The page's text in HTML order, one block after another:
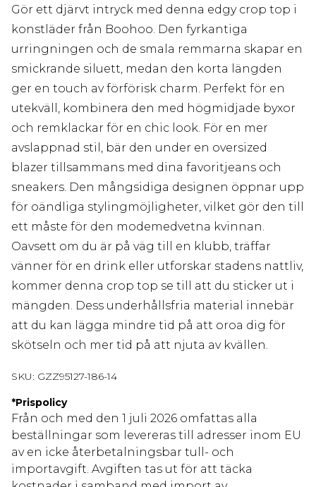
Gör ett djärvt intryck med denna edgy crop top i
konstläder från Boohoo. Den fyrkantiga
urringningen och de smala remmarna skapar en
smickrande siluett, medan den korta längden
ger en touch av förförisk charm. Perfekt för en
utekväll, kombinera den med högmidjade byxor
och remklackar för en chic look. För en mer
avslappnad stil, bär den under en oversized
blazer tillsammans med dina favoritjeans och
sneakers. Den mångsidiga designen öppnar upp
för oändliga stylingmöjligheter, vilket gör den till
ett måste för den modemedvetna kvinnan.
Oavsett om du är på väg till en klubb, träffar
vänner för en drink eller utforskar stadens nattliv,
kommer denna crop top se till att du sticker ut i
mängden. Dess underhållsfria material innebär
att du kan lägga mindre tid på att oroa dig för
skötseln och mer tid på att njuta av kvällen.
SKU: GZZ95127-186-14
*Prispolicy
Från och med den 1 juli 2026 omfattas alla
beställningar som levereras till adresser inom EU
av en icke återbetalningsbar tull- och
importavgift. Avgiften tas ut för att täcka